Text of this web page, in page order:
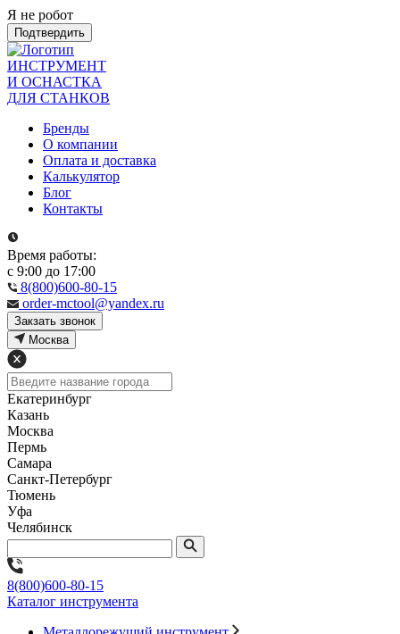
Я не робот
Подтвердить
ИНСТРУМЕНТ
И ОСНАСТКА
ДЛЯ СТАНКОВ
Бренды
О компании
Оплата и доставка
Калькулятор
Блог
Контакты
Время работы:
с 9:00 до 17:00
8(800)600-80-15
order-mctool@yandex.ru
Закзать звонок
Москва
Екатеринбург
Казань
Москва
Пермь
Самара
Санкт-Петербург
Тюмень
Уфа
Челябинск
8(800)600-80-15
Каталог инструмента